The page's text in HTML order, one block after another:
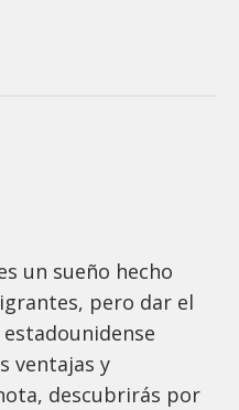
un sueño hecho
pero dar el
ventajas y
descubrirás por